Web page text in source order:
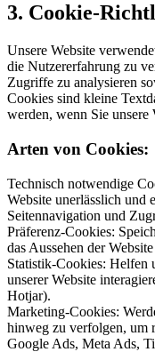
3. Cookie-
Unsere Website
die Nutzererfahrung zu
Zugriffe zu analysieren
Cookies sind kleine
werden, wenn Sie unsere
Arten von Cookies:
Technisch notwendige
Website unerlässlich und
Seitennavigation und
Präferenz-Cookies:
das Aussehen der
Statistik-Cookies: Helfen
unserer Website
Hotjar).
Marketing-Cookies:
hinweg zu verfolgen, um
Google Ads, Meta Ads,